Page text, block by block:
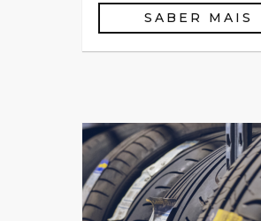
SABER MAIS